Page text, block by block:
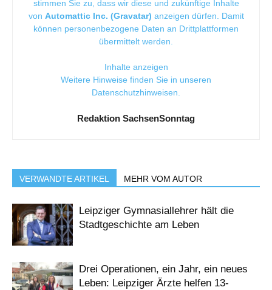
stimmen Sie zu, dass wir diese und zukünftige Inhalte
von Automattic Inc. (Gravatar) anzeigen dürfen. Damit
können personenbezogene Daten an Drittplattformen
übermittelt werden.
Inhalte anzeigen
Weitere Hinweise finden Sie in unseren
Datenschutzhinweisen.
Redaktion SachsenSonntag
VERWANDTE ARTIKEL MEHR VOM AUTOR
Leipziger Gymnasiallehrer hält die
Stadtgeschichte am Leben
Drei Operationen, ein Jahr, ein neues
Leben: Leipziger Ärzte helfen 13-